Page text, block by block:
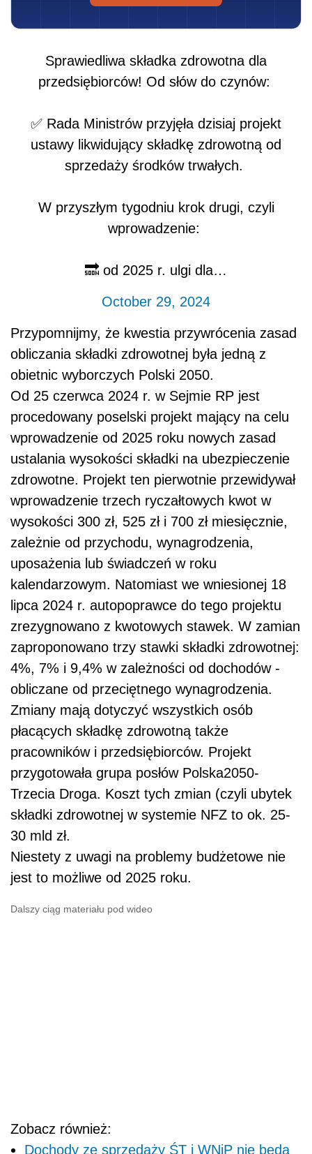
Sprawiedliwa składka zdrowotna dla
przedsiębiorców! Od słów do czynów:
✅ Rada Ministrów przyjęła dzisiaj projekt
ustawy likwidujący składkę zdrowotną od
sprzedaży środków trwałych.
W przyszłym tygodniu krok drugi, czyli
wprowadzenie:
🔜 od 2025 r. ulgi dla…
October 29, 2024
Przypomnijmy, że kwestia przywrócenia zasad
obliczania składki zdrowotnej była jedną z
obietnic wyborczych Polski 2050.
Od 25 czerwca 2024 r. w Sejmie RP jest
procedowany poselski projekt mający na celu
wprowadzenie od 2025 roku nowych zasad
ustalania wysokości składki na ubezpieczenie
zdrowotne. Projekt ten pierwotnie przewidywał
wprowadzenie trzech ryczałtowych kwot w
wysokości 300 zł, 525 zł i 700 zł miesięcznie,
zależnie od przychodu, wynagrodzenia,
uposażenia lub świadczeń w roku
kalendarzowym. Natomiast we wniesionej 18
lipca 2024 r. autopoprawce do tego projektu
zrezygnowano z kwotowych stawek. W zamian
zaproponowano trzy stawki składki zdrowotnej:
4%, 7% i 9,4% w zależności od dochodów -
obliczane od przeciętnego wynagrodzenia.
Zmiany mają dotyczyć wszystkich osób
płacących składkę zdrowotną także
pracowników i przedsiębiorców. Projekt
przygotowała grupa posłów Polska2050-
Trzecia Droga. Koszt tych zmian (czyli ubytek
składki zdrowotnej w systemie NFZ to ok. 25-
30 mld zł.
Niestety z uwagi na problemy budżetowe nie
jest to możliwe od 2025 roku.
Dalszy ciąg materiału pod wideo
Zobacz również:
Dochody ze sprzedaży ŚT i WNiP nie będą